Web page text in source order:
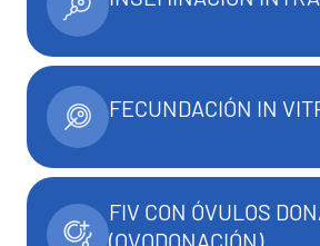
FECUNDACIÓN IN
FIV CON ÓVULOS
(OVODONACIÓN)